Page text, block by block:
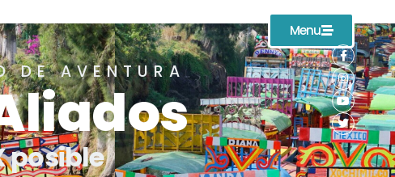
Menu
DE AVENTURA
posible